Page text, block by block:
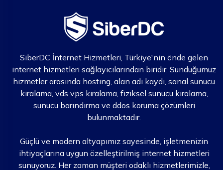
SiberDC İnternet Hizmetleri, Türkiye'nin önde gelen
internet hizmetleri sağlayıcılarından biridir. Sunduğumuz
hizmetler arasında hosting, alan adı kaydı, sanal sunucu
kiralama, vds vps kiralama, fiziksel sunucu kiralama,
sunucu barındırma ve ddos koruma çözümleri
bulunmaktadır.
Güçlü ve modern altyapımız sayesinde, işletmenizin
ihtiyaçlarına uygun özelleştirilmiş internet hizmetleri
sunuyoruz. Her zaman müşteri odaklı hizmetlerimizle,